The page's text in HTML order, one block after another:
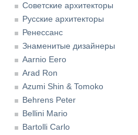
Советские архитекторы
Русские архитекторы
Ренессанс
Знаменитые дизайнеры
Aarnio Eero
Arad Ron
Azumi Shin & Tomoko
Behrens Peter
Bellini Mario
Bartolli Carlo